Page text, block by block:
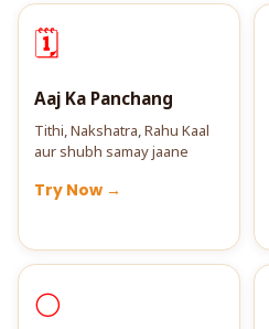
🗓️
Aaj Ka Panchang
Tithi, Nakshatra, Rahu Kaal
aur shubh samay jaane
Try Now →
🌕